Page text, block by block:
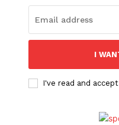
I
I've read and